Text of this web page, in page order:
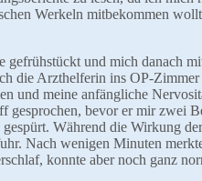
Werkeln mitbekommen
und mich danach
die Arzthelferin ins OP-
und meine anfängliche
bevor er mir zwei
Während die Wirkung
Nach wenigen Minuten
konnte aber noch ganz